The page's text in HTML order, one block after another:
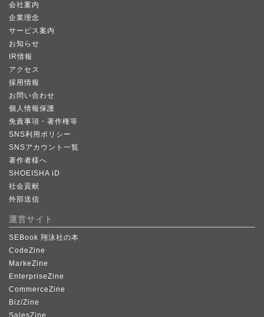
会社案内
企業理念
サービス案内
お知らせ
IR情報
アクセス
採用情報
お問い合わせ
個人情報保護
免責事項・著作権等
SNS利用ポリシー
SNSアカウント一覧
著作者様へ
SHOEISHA iD
社会貢献
外部送信
運営サイト
SEBook 翔泳社の本
CodeZine
MarkeZine
EnterpriseZine
CommerceZine
Biz/Zine